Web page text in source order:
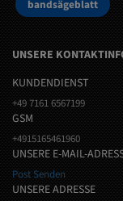
bandsägeblatt
UNSERE
KUNDENDIENST
+49 7161 6567199
GSM
+4915165461960
UNSERE E-MAIL-
Post Senden
UNSERE ADRESSE